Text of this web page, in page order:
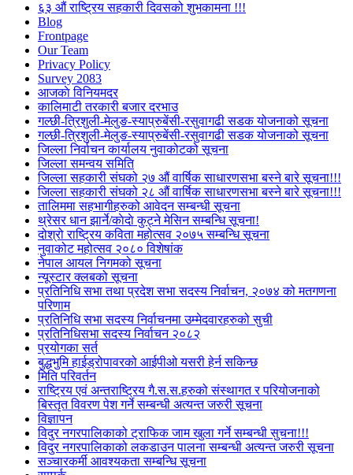
६३ औं राष्ट्रिय सहकारी दिवसको शुभकामना !!!
Blog
Frontpage
Our Team
Privacy Policy
Survey 2083
आजकाे विनियमदर
कालिमाटी तरकारी बजार दरभाउ
गल्छी-त्रिशुली-मेलुङ-स्याप्रुबेंसी-रसुवागढी सडक योजनाको सूचना
गल्छी-त्रिशुली-मेलुङ-स्याप्रुबेंसी-रसुवागढी सडक योजनाको सूचना
जिल्ला निर्वाचन कार्यालय नुवाकोटको सूचना
जिल्ला समन्वय समिति
जिल्ला सहकारी संघको २७ औं वार्षिक साधारणसभा बस्ने बारे सूचना!!!
जिल्ला सहकारी संघको २८ औं वार्षिक साधारणसभा बस्ने बारे सूचना!!!
तालिममा सहभागीहरुको आवेदन सम्बन्धी सूचना
थ्रेसर धान झार्ने/काेदाे कुट्ने मेसिन सम्बन्धि सूचना!
दोश्रो राष्ट्रिय कविता महोत्सव २०७५ सम्बन्धि सूचना
नुवाकोट महोत्सव २०८० विशेषांक
नेपाल आयल निगमको सूचना
न्यूस्टार क्लबको सूचना
प्रतिनिधि सभा तथा प्रदेश सभा सदस्य निर्वाचन, २०७४ को मतगणना
परिणाम
प्रतिनिधि सभा सदस्य निर्वाचनमा उम्मेदवारहरुको सुची
प्रतिनिधिसभा सदस्य निर्वाचन २०८२
प्रयोगका सर्त
बुद्धभुमि हाईड्रोपावरको आईपीओ यसरी हेर्न सकिन्छ
मिति परिवर्तन
राष्ट्रिय एवं अन्तराष्ट्रिय गै.स.स.हरुको संस्थागत र परियोजनाको
बिस्तृत विवरण पेश गर्ने सम्बन्धी अत्यन्त जरुरी सूचना
विज्ञापन
विदुर नगरपालिकाको ट्राफिक जाम खुला गर्ने सम्बन्धी सुचना!!!
विदुर नगरपालिकाको लकडाउन पालना सम्बन्धी अत्यन्त जरुरी सूचना
सञ्चारकर्मी आवश्यकता सम्बन्धि सूचना